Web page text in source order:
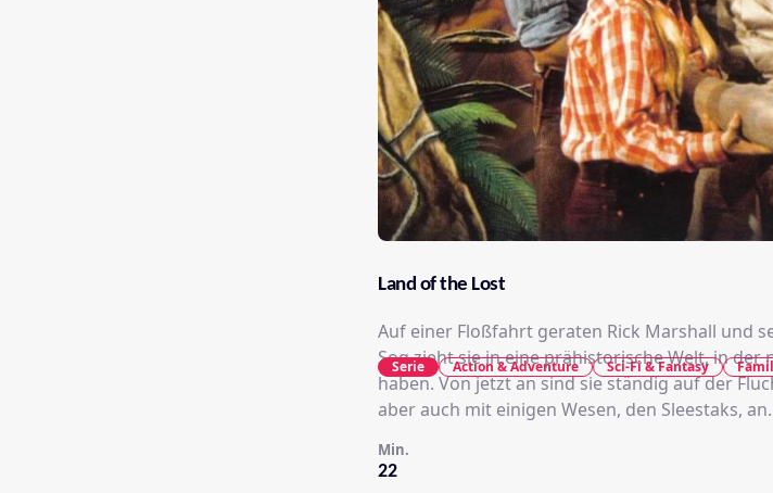
Land of the Lost
Auf einer Floßfahrt geraten Rick Marshall und
Sog zieht sie in eine prähistorische Welt, in der
haben. Von jetzt an sind sie ständig auf der
aber auch mit einigen Wesen, den Sleestaks, an.
22
Min.
Serie Action & Adventure Sci-Fi & Fantasy